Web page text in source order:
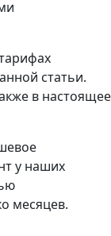
статьи.
в настоящее
у наших
месяцев.